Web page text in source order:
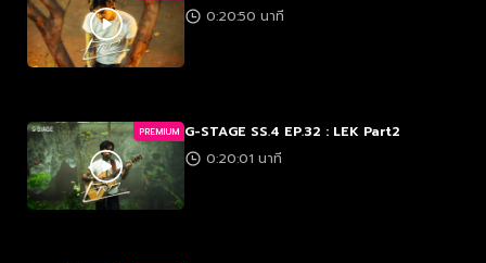
0:20:50 นาที
PREMIUM G-STAGE SS.4 EP.32 : LEK Part2
0:20:01 นาที